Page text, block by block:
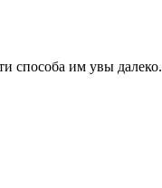
способа им увы далеко.